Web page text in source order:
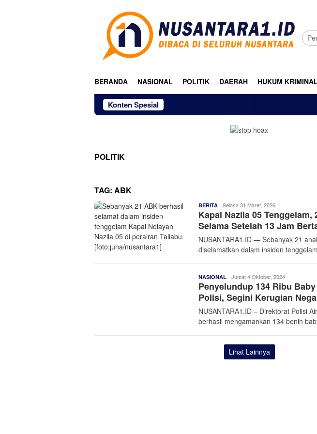
BERANDA NASIONAL POLITIK DAERAH HUKUM
Konten Spesial
POLITIK
TAG: ABK
BERITA Admin
Nusantara
Selasa 31 Maret, 2026
Kapal Nazila 05 Tenggelam,
Selama Setelah 13 Jam
NUSANTARA1.ID — Sebanyak 21
diselamatkan dalam insiden
NASIONAL Admin
Nusantara
Jumat 4 Oktober, 2024
Penyelundup 134 Ribu
Polisi, Segini Kerugian
NUSANTARA1.ID – Direktorat Polisi
berhasil mengamankan 134 benih
Lihat Lainnya